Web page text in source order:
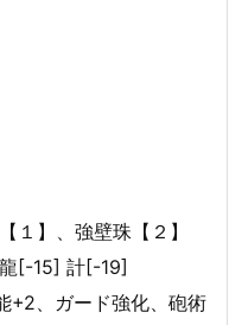
１】、強壁珠【２】
[-15] 計[-19]
+2、ガード強化、砲術